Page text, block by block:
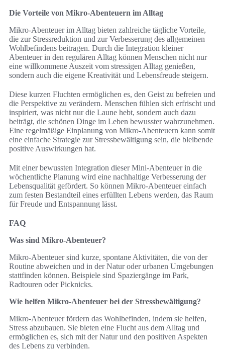
Die Vorteile von Mikro-Abenteuern im Alltag
Mikro-Abenteuer im Alltag bieten zahlreiche tägliche Vorteile,
die zur Stressreduktion und zur Verbesserung des allgemeinen
Wohlbefindens beitragen. Durch die Integration kleiner
Abenteuer in den regulären Alltag können Menschen nicht nur
eine willkommene Auszeit vom stressigen Alltag genießen,
sondern auch die eigene Kreativität und Lebensfreude steigern.
Diese kurzen Fluchten ermöglichen es, den Geist zu befreien und
die Perspektive zu verändern. Menschen fühlen sich erfrischt und
inspiriert, was nicht nur die Laune hebt, sondern auch dazu
beiträgt, die schönen Dinge im Leben bewusster wahrzunehmen.
Eine regelmäßige Einplanung von Mikro-Abenteuern kann somit
eine einfache Strategie zur Stressbewältigung sein, die bleibende
positive Auswirkungen hat.
Mit einer bewussten Integration dieser Mini-Abenteuer in die
wöchentliche Planung wird eine nachhaltige Verbesserung der
Lebensqualität gefördert. So können Mikro-Abenteuer einfach
zum festen Bestandteil eines erfüllten Lebens werden, das Raum
für Freude und Entspannung lässt.
FAQ
Was sind Mikro-Abenteuer?
Mikro-Abenteuer sind kurze, spontane Aktivitäten, die von der
Routine abweichen und in der Natur oder urbanen Umgebungen
stattfinden können. Beispiele sind Spaziergänge im Park,
Radtouren oder Picknicks.
Wie helfen Mikro-Abenteuer bei der Stressbewältigung?
Mikro-Abenteuer fördern das Wohlbefinden, indem sie helfen,
Stress abzubauen. Sie bieten eine Flucht aus dem Alltag und
ermöglichen es, sich mit der Natur und den positiven Aspekten
des Lebens zu verbinden.